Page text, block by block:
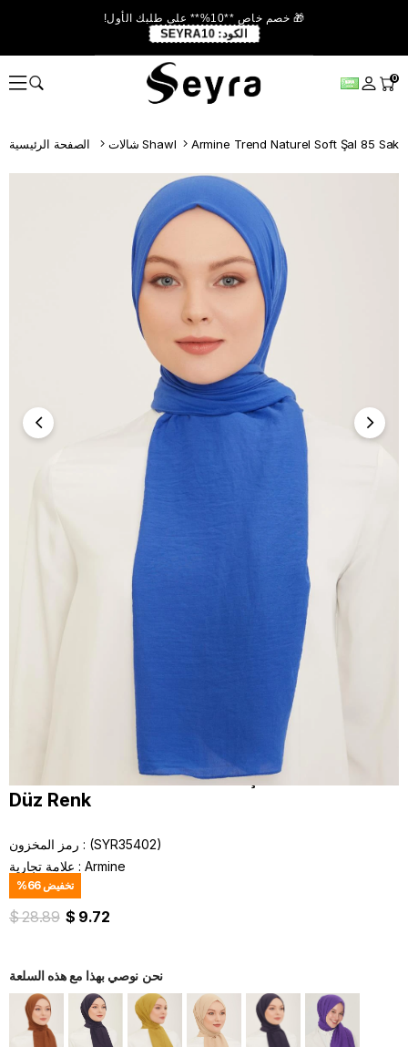
🎁 خصم خاص **10%** على طلبك الأول!
الكود: SEYRA10
0
شالات Shawl Armine Trend Naturel Soft Şal 85
Armine Trend Naturel Soft Şal 85 Saks Mavi
Düz Renk
رمز المخزون
(SYR35402)
علامة تجارية : Armine
%66تخفيض
$ 28.89 $ 9.72
نحن نوصي بهذا مع هذه السلعة